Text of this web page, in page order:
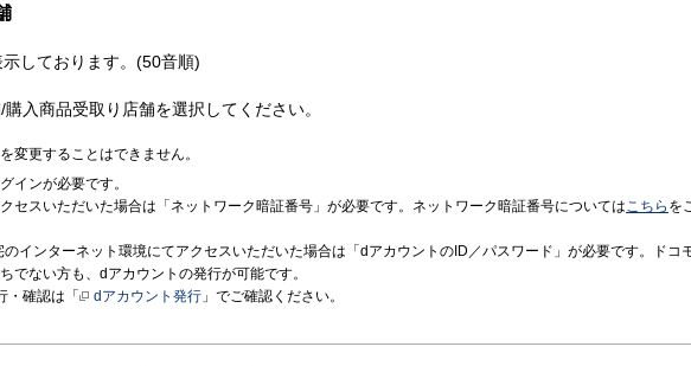
しております。(50音順)
入商品受取り店舗を選択してください。
変更することはできません。
インが必要です。
セスいただいた場合は「ネットワーク暗証番号」が必要です。ネットワーク暗証番号についてはこちら を
インターネット環境にてアクセスいただいた場合は「dアカウントのID／パスワード」が必要です。ドコ
でない方も、dアカウントの発行が可能です。
・確認は「
dアカウント発行 」でご確認ください。